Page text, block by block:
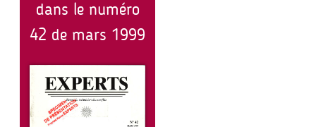
dans le numéro
42 de mars 1999